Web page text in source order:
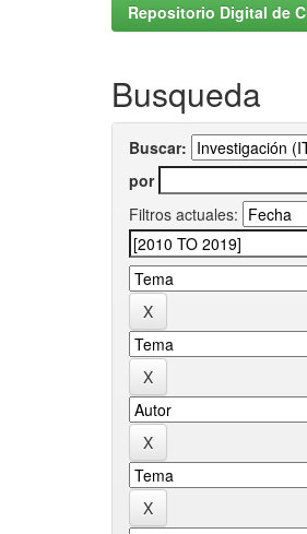
Repositorio Digital de
Busqueda
Buscar:
por
Filtros actuales: